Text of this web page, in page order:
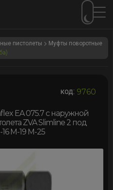
пистолеты
Муфты поворотные
код: 9760
EA 075.7 c наружной
ZVA Slimline 2 под
M-19 M-25